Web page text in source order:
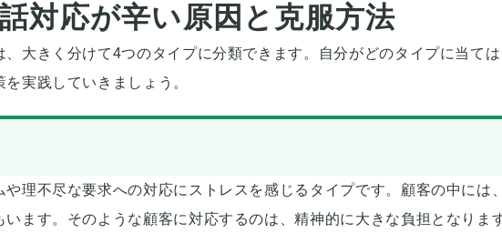
対応が辛い原因と克服方法
大きく分けて4つのタイプに分類できます。自分がどのタイプに当て
実践していきましょう。
理不尽な要求への対応にストレスを感じるタイプです。顧客の中には
ます。そのような顧客に対応するのは、精神的に大きな負担となりま